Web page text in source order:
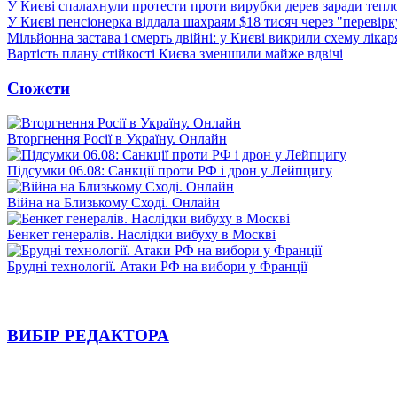
У Києві спалахнули протести проти вирубки дерев заради
У Києві пенсіонерка віддала шахраям $18 тисяч через
Мільйонна застава і смерть двійні: у Києві викрили схему
Вартість плану стійкості Києва зменшили майже вдвічі
Сюжети
Вторгнення Росії в Україну. Онлайн
Підсумки 06.08: Санкції проти РФ і дрон у Лейпцигу
Війна на Близькому Сході. Онлайн
Бенкет генералів. Наслідки вибуху в Москві
Брудні технології. Атаки РФ на вибори у Франції
ВИБІР РЕДАКТОРА